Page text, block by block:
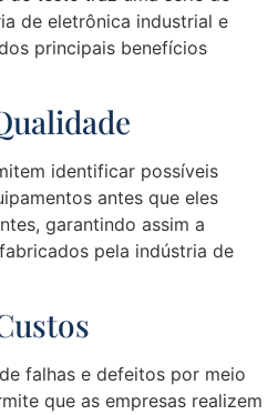
de eletrônica industrial e
principais benefícios
identificar possíveis
antes que eles
garantindo assim a
pela indústria de
falhas e defeitos por meio
que as empresas realizem